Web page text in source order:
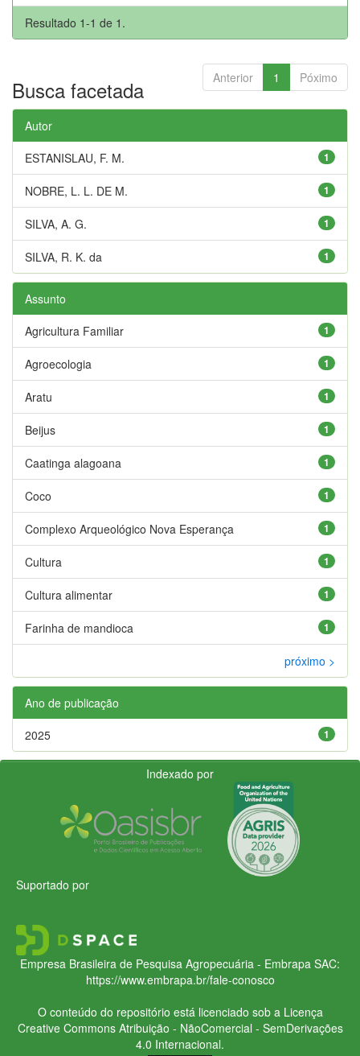
Resultado 1-1 de 1.
Anterior 1 Póximo
Busca facetada
Autor
1
ESTANISLAU, F. M.
1
NOBRE, L. L. DE M.
1
SILVA, A. G.
1
SILVA, R. K. da
Assunto
1
Agricultura Familiar
1
Agroecologia
1
Aratu
1
Beijus
1
Caatinga alagoana
1
Coco
1
Complexo Arqueológico Nova Esperança
1
Cultura
1
Cultura alimentar
1
Farinha de mandioca
próximo >
Ano de publicação
1
2025
Indexado por
Suportado por
Empresa Brasileira de Pesquisa Agropecuária - Embrapa SAC:
https://www.embrapa.br/fale-conosco
O conteúdo do repositório está licenciado sob a Licença
Creative CommonsAtribuição - NãoComercial - SemDerivações
4.0 Internacional.